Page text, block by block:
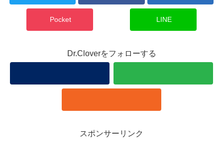
Pocket LINE
Dr.Cloverをフォローする
スポンサーリンク